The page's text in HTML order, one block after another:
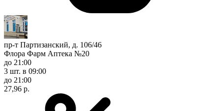
пр-т Партизанский, д. 106/46
Флора Фарм Аптека №20
до 21:00
3 шт. в 09:00
до 21:00
27,96 р.